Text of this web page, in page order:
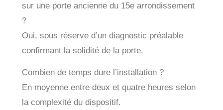
sur une porte ancienne du 15e arrondissement
?
Oui, sous réserve d’un diagnostic préalable
confirmant la solidité de la porte.
Combien de temps dure l’installation ?
En moyenne entre deux et quatre heures selon
la complexité du dispositif.